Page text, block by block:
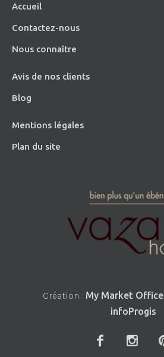
Accueil
Contactez-nous
Nous connaître
Avis de nos clients
Blog
Mentions légales
Plan du site
Création : My Market Office
infoProgis